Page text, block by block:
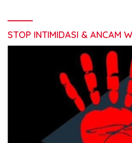
STOP INTIMIDASI & ANCAM